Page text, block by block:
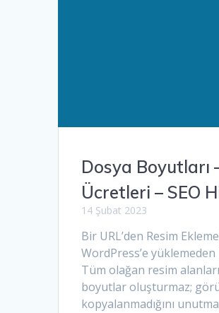
Dosya Boyutları
Ücretleri – SEO
14 Şubat 2023
Bir URL’den Resim
WordPress’e
Tüm olağan resim
boyutlar oluşturmaz;
kopyalanmadığını